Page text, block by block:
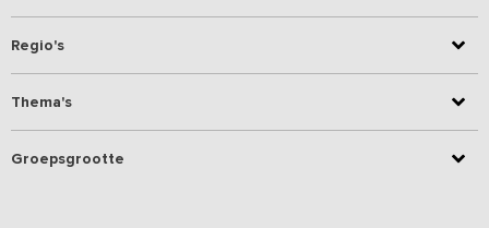
Regio's
Thema's
Groepsgrootte